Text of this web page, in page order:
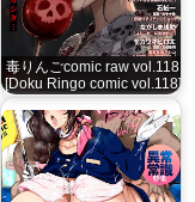
毒りんごcomic raw vol.118
[Doku Ringo comic vol.118]